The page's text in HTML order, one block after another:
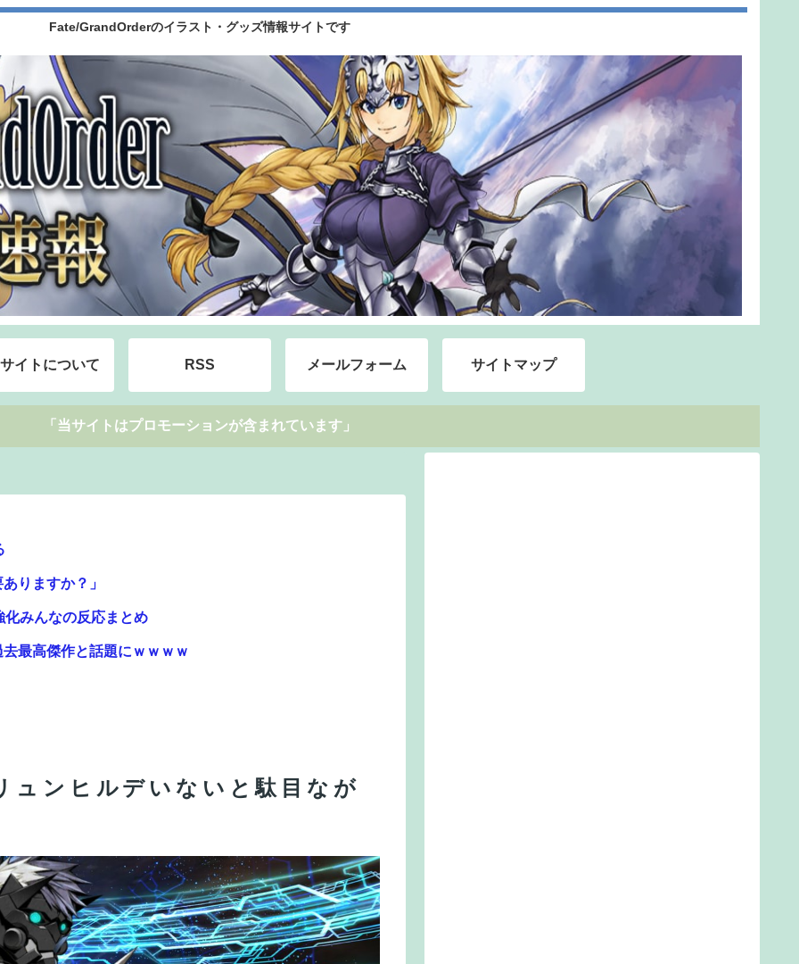
Fate/GrandOrderのイラスト・グッズ情報サイトです
イトについて RSS メールフォーム サイトマップ
「当サイトはプロモーションが含まれています」
りますか？」
みんなの反応まとめ
最高傑作と話題にｗｗｗｗ
クホク！」⇒ 世界に売る物が無さすぎて輸出額で韓国
介3984
みんなの反応まとめ
Wジル・ド・レェ強化みんなの反応まとめ
ュンヒルデいないと駄目なが